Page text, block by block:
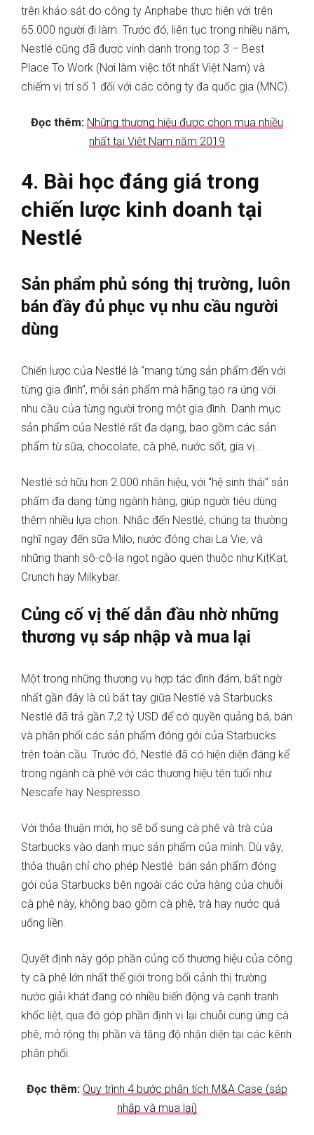
trên khảo sát do công ty Anphabe thực hiện với trên
65.000 người đi làm. Trước đó, liên tục trong nhiều năm,
Nestlé cũng đã được vinh danh trong top 3 – Best
Place To Work (Nơi làm việc tốt nhất Việt Nam) và
chiếm vị trí số 1 đối với các công ty đa quốc gia (MNC).
Đọc thêm: Những thương hiệu được chọn mua nhiều
nhất tại Việt Nam năm 2019
4. Bài học đáng giá trong
chiến lược kinh doanh tại
Nestlé
Sản phẩm phủ sóng thị trường, luôn
bán đầy đủ phục vụ nhu cầu người
dùng
Chiến lược của Nestlé là “mang từng sản phẩm đến với
từng gia đình”, mỗi sản phẩm mà hãng tạo ra ứng với
nhu cầu của từng người trong một gia đình. Danh mục
sản phẩm của Nestlé rất đa dạng, bao gồm các sản
phẩm từ sữa, chocolate, cà phê, nước sốt, gia vị…
Nestlé sở hữu hơn 2.000 nhãn hiệu, với “hệ sinh thái” sản
phẩm đa dạng từng ngành hàng, giúp người tiêu dùng
thêm nhiều lựa chọn. Nhắc đến Nestlé, chúng ta thường
nghĩ ngay đến sữa Milo, nước đóng chai La Vie, và
những thanh sô-cô-la ngọt ngào quen thuộc như KitKat,
Crunch hay Milkybar.
Củng cố vị thế dẫn đầu nhờ những
thương vụ sáp nhập và mua lại
Một trong những thương vụ hợp tác đình đám, bất ngờ
nhất gần đây là cú bắt tay giữa Nestlé và Starbucks.
Nestlé đã trả gần 7,2 tỷ USD để có quyền quảng bá, bán
và phân phối các sản phẩm đóng gói của Starbucks
trên toàn cầu. Trước đó, Nestlé đã có hiện diện đáng kể
trong ngành cà phê với các thương hiệu tên tuổi như
Nescafe hay Nespresso.
Với thỏa thuận mới, họ sẽ bổ sung cà phê và trà của
Starbucks vào danh mục sản phẩm của mình. Dù vậy,
thỏa thuận chỉ cho phép Nestlé bán sản phẩm đóng
gói của Starbucks bên ngoài các cửa hàng của chuỗi
cà phê này, không bao gồm cà phê, trà hay nước quả
uống liền.
Quyết định này góp phần củng cố thương hiệu của công
ty cà phê lớn nhất thế giới trong bối cảnh thị trường
nước giải khát đang có nhiều biến động và cạnh tranh
khốc liệt, qua đó góp phần định vị lại chuỗi cung ứng cà
phê, mở rộng thị phần và tăng độ nhận diện tại các kênh
phân phối.
Đọc thêm: Quy trình 4 bước phân tích M&A Case (sáp
nhập và mua lại)